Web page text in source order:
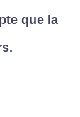
que la